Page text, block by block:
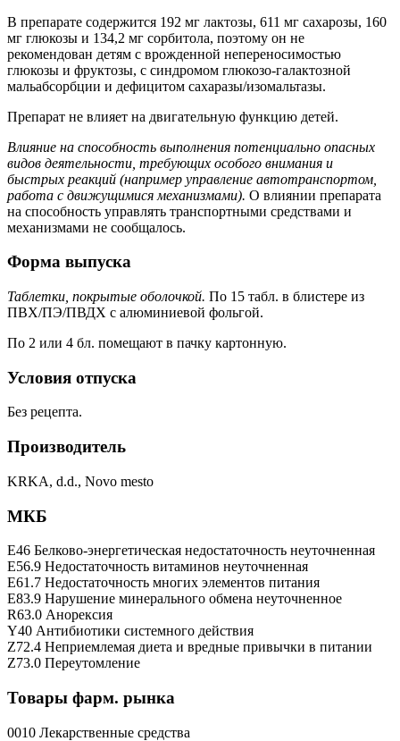
В препарате содержится 192 мг лактозы, 611 мг сахарозы, 160
мг глюкозы и 134,2 мг сорбитола, поэтому он не
рекомендован детям с врожденной непереносимостью
глюкозы и фруктозы, с синдромом глюкозо-галактозной
мальабсорбции и дефицитом сахаразы/изомальтазы.
Препарат не влияет на двигательную функцию детей.
Влияние на способность выполнения потенциально опасных
видов деятельности, требующих особого внимания и
быстрых реакций (например управление автотранспортом,
работа с движущимися механизмами). О влиянии препарата
на способность управлять транспортными средствами и
механизмами не сообщалось.
Форма выпуска
Таблетки, покрытые оболочкой. По 15 табл. в блистере из
ПВХ/ПЭ/ПВДХ с алюминиевой фольгой.
По 2 или 4 бл. помещают в пачку картонную.
Условия отпуска
Без рецепта.
Производитель
KRKA, d.d., Novo mesto
МКБ
E46 Белково-энергетическая недостаточность неуточненная
E56.9 Недостаточность витаминов неуточненная
E61.7 Недостаточность многих элементов питания
E83.9 Нарушение минерального обмена неуточненное
R63.0 Анорексия
Y40 Антибиотики системного действия
Z72.4 Неприемлемая диета и вредные привычки в питании
Z73.0 Переутомление
Товары фарм. рынка
0010 Лекарственные средства